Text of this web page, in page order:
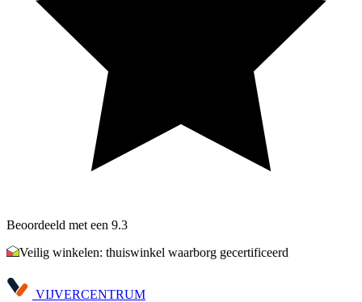
Beoordeeld met een 9.3
Veilig winkelen: thuiswinkel waarborg gecertificeerd
VIJVERCENTRUM